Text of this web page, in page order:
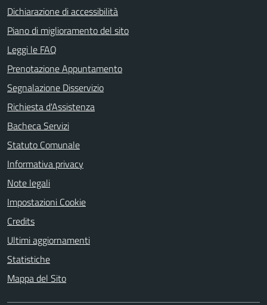
Dichiarazione di accessibilità
Piano di miglioramento del sito
Leggi le FAQ
Prenotazione Appuntamento
Segnalazione Disservizio
Richiesta d'Assistenza
Bacheca Servizi
Statuto Comunale
Informativa privacy
Note legali
Impostazioni Cookie
Credits
Ultimi aggiornamenti
Statistiche
Mappa del Sito